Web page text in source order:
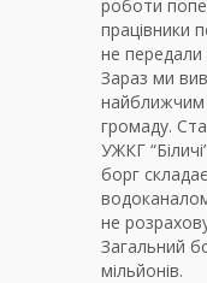
роботи
працівники
не
Зараз ми
громаду.
УЖКГ
борг
не
Загальний
мільйонів.